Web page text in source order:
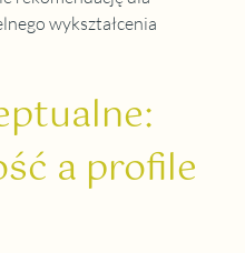
wykształcenia
a profile